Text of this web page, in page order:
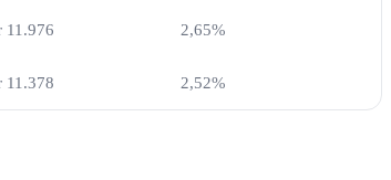
11.976 2,65%
11.378 2,52%